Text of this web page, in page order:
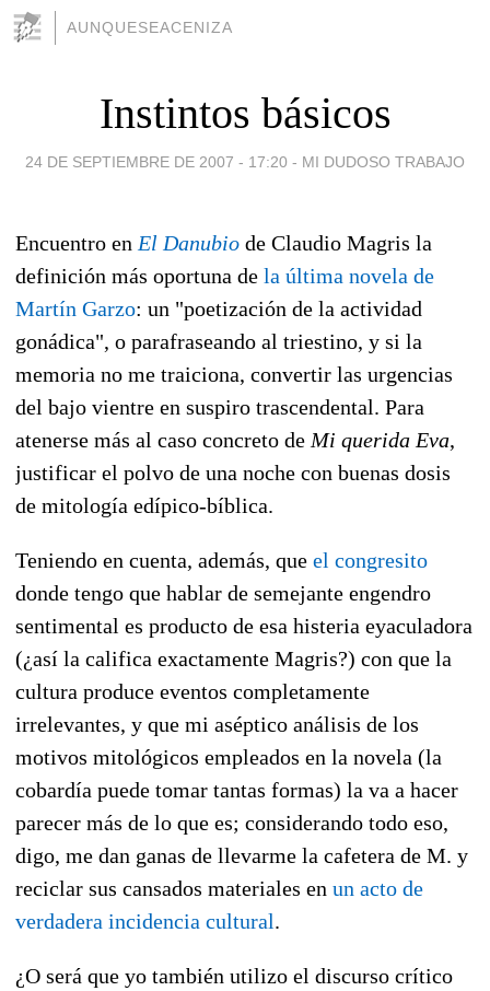
AUNQUESEACENIZA
Instintos básicos
24 DE SEPTIEMBRE DE 2007 - 17:20 - MI DUDOSO TRABAJO
Encuentro en El Danubio de Claudio Magris la
definición más oportuna de la última novela de
Martín Garzo: un "poetización de la actividad
gonádica", o parafraseando al triestino, y si la
memoria no me traiciona, convertir las urgencias
del bajo vientre en suspiro trascendental. Para
atenerse más al caso concreto de Mi querida Eva,
justificar el polvo de una noche con buenas dosis
de mitología edípico-bíblica.
Teniendo en cuenta, además, que el congresito
donde tengo que hablar de semejante engendro
sentimental es producto de esa histeria eyaculadora
(¿así la califica exactamente Magris?) con que la
cultura produce eventos completamente
irrelevantes, y que mi aséptico análisis de los
motivos mitológicos empleados en la novela (la
cobardía puede tomar tantas formas) la va a hacer
parecer más de lo que es; considerando todo eso,
digo, me dan ganas de llevarme la cafetera de M. y
reciclar sus cansados materiales en un acto de
verdadera incidencia cultural.
¿O será que yo también utilizo el discurso crítico